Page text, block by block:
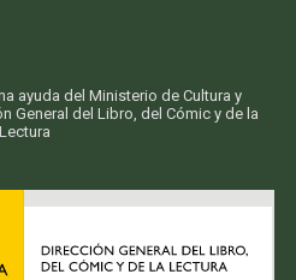
ayuda del Ministerio de Cultura y
General del Libro, del Cómic y de la
Lectura